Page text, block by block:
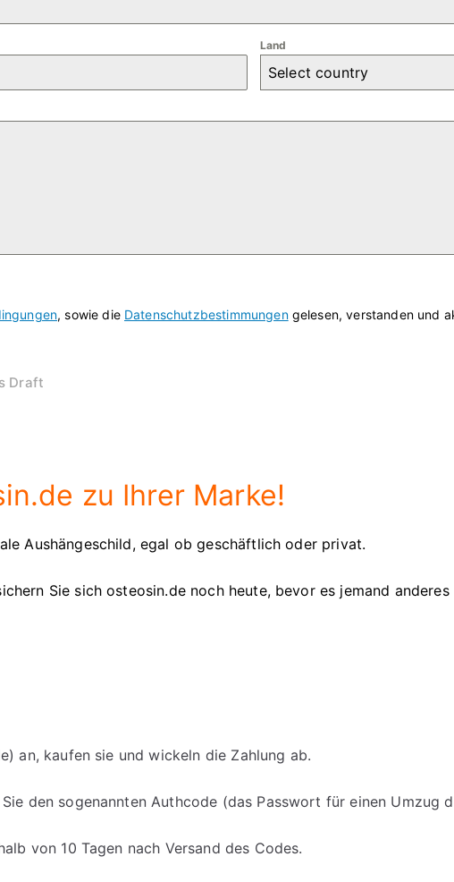
Land
Select country
, sowie die Datenschutzbestimmungengelesen, verstanden und
Draft
zu Ihrer Marke!
Aushängeschild, egal ob geschäftlich oder privat.
Sie sich osteosin.de noch heute, bevor es jemand anderes
an, kaufen sie und wickeln die Zahlung ab.
den sogenannten Authcode (das Passwort für einen Umzug
von 10 Tagen nach Versand des Codes.